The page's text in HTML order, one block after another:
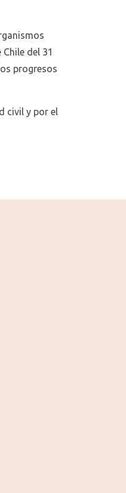
Chile del 31
progresos
civil y por el